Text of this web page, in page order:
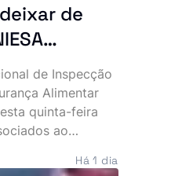
de
consumo
e Motu
de Inspecção
Alimentar
quinta-feira
ao
Rouge, depois de
Há 1 dia